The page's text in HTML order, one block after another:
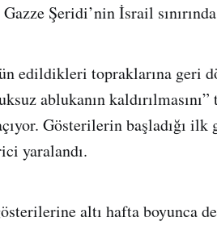
Şeridi’nin İsrail
edildikleri topraklarına geri
ablukanın
Gösterilerin başladığı
yaralandı.
altı hafta boyunca